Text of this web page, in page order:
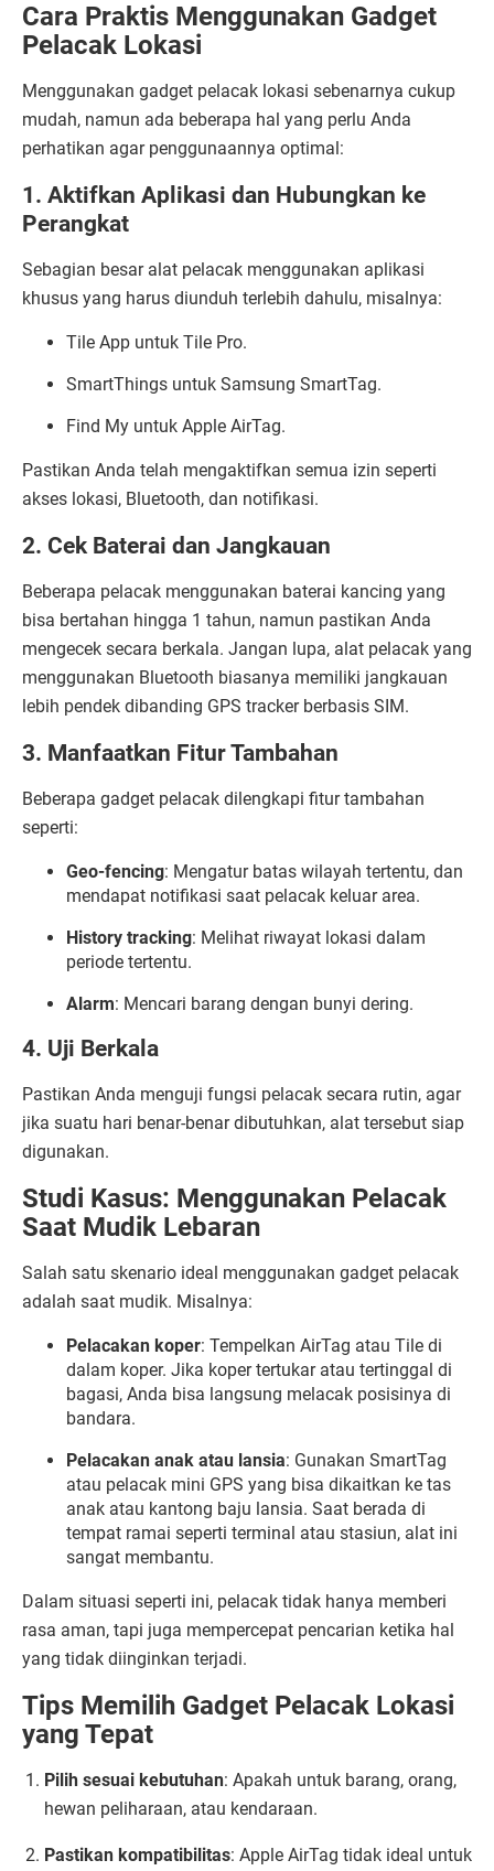
Cara Praktis Menggunakan Gadget
Pelacak Lokasi
Menggunakan gadget pelacak lokasi sebenarnya cukup
mudah, namun ada beberapa hal yang perlu Anda
perhatikan agar penggunaannya optimal:
1. Aktifkan Aplikasi dan Hubungkan ke
Perangkat
Sebagian besar alat pelacak menggunakan aplikasi
khusus yang harus diunduh terlebih dahulu, misalnya:
Tile App untuk Tile Pro.
SmartThings untuk Samsung SmartTag.
Find My untuk Apple AirTag.
Pastikan Anda telah mengaktifkan semua izin seperti
akses lokasi, Bluetooth, dan notifikasi.
2. Cek Baterai dan Jangkauan
Beberapa pelacak menggunakan baterai kancing yang
bisa bertahan hingga 1 tahun, namun pastikan Anda
mengecek secara berkala. Jangan lupa, alat pelacak yang
menggunakan Bluetooth biasanya memiliki jangkauan
lebih pendek dibanding GPS tracker berbasis SIM.
3. Manfaatkan Fitur Tambahan
Beberapa gadget pelacak dilengkapi fitur tambahan
seperti:
Geo-fencing: Mengatur batas wilayah tertentu, dan
mendapat notifikasi saat pelacak keluar area.
History tracking: Melihat riwayat lokasi dalam
periode tertentu.
Alarm: Mencari barang dengan bunyi dering.
4. Uji Berkala
Pastikan Anda menguji fungsi pelacak secara rutin, agar
jika suatu hari benar-benar dibutuhkan, alat tersebut siap
digunakan.
Studi Kasus: Menggunakan Pelacak
Saat Mudik Lebaran
Salah satu skenario ideal menggunakan gadget pelacak
adalah saat mudik. Misalnya:
Pelacakan koper: Tempelkan AirTag atau Tile di
dalam koper. Jika koper tertukar atau tertinggal di
bagasi, Anda bisa langsung melacak posisinya di
bandara.
Pelacakan anak atau lansia: Gunakan SmartTag
atau pelacak mini GPS yang bisa dikaitkan ke tas
anak atau kantong baju lansia. Saat berada di
tempat ramai seperti terminal atau stasiun, alat ini
sangat membantu.
Dalam situasi seperti ini, pelacak tidak hanya memberi
rasa aman, tapi juga mempercepat pencarian ketika hal
yang tidak diinginkan terjadi.
Tips Memilih Gadget Pelacak Lokasi
yang Tepat
Pilih sesuai kebutuhan: Apakah untuk barang, orang,
hewan peliharaan, atau kendaraan.
Pastikan kompatibilitas: Apple AirTag tidak ideal untuk